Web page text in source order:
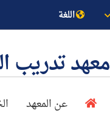
اللغة
معهد تدريب
عن المعهد